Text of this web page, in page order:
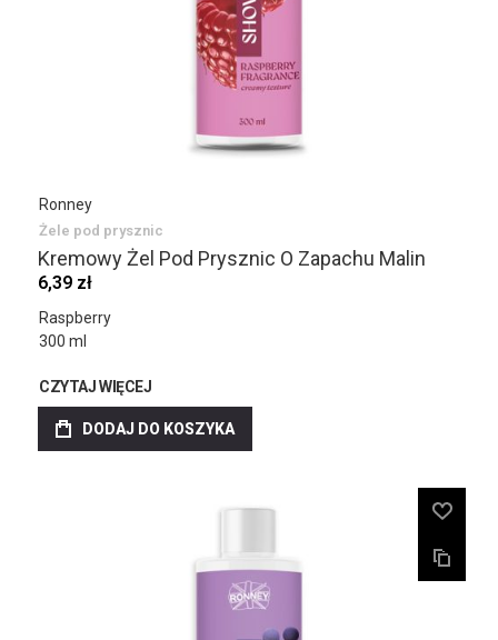
Ronney
Żele pod prysznic
Kremowy Żel Pod Prysznic O Zapachu Malin
6,39 zł
Raspberry
300 ml
CZYTAJ WIĘCEJ
DODAJ DO KOSZYKA